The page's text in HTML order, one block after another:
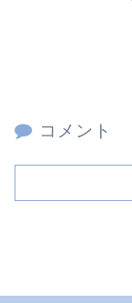
コメント